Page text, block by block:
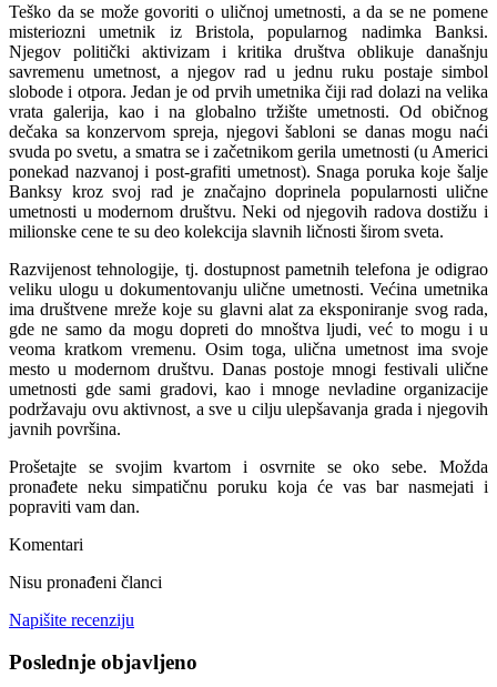
Teško da se može govoriti o uličnoj umetnosti, a da se ne pomene
misteriozni umetnik iz Bristola, popularnog nadimka Banksi.
Njegov politički aktivizam i kritika društva oblikuje današnju
savremenu umetnost, a njegov rad u jednu ruku postaje simbol
slobode i otpora. Jedan je od prvih umetnika čiji rad dolazi na velika
vrata galerija, kao i na globalno tržište umetnosti. Od običnog
dečaka sa konzervom spreja, njegovi šabloni se danas mogu naći
svuda po svetu, a smatra se i začetnikom gerila umetnosti (u Americi
ponekad nazvanoj i post-grafiti umetnost). Snaga poruka koje šalje
Banksy kroz svoj rad je značajno doprinela popularnosti ulične
umetnosti u modernom društvu. Neki od njegovih radova dostižu i
milionske cene te su deo kolekcija slavnih ličnosti širom sveta.
Razvijenost tehnologije, tj. dostupnost pametnih telefona je odigrao
veliku ulogu u dokumentovanju ulične umetnosti. Većina umetnika
ima društvene mreže koje su glavni alat za eksponiranje svog rada,
gde ne samo da mogu dopreti do mnoštva ljudi, već to mogu i u
veoma kratkom vremenu. Osim toga, ulična umetnost ima svoje
mesto u modernom društvu. Danas postoje mnogi festivali ulične
umetnosti gde sami gradovi, kao i mnoge nevladine organizacije
podržavaju ovu aktivnost, a sve u cilju ulepšavanja grada i njegovih
javnih površina.
Prošetajte se svojim kvartom i osvrnite se oko sebe. Možda
pronađete neku simpatičnu poruku koja će vas bar nasmejati i
popraviti vam dan.
Komentari
Nisu pronađeni članci
Napišite recenziju
Poslednje objavljeno